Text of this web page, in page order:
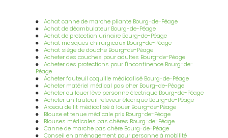
domicile|Sortie d'hospitalisation personnes âgées avec retour à
la maison à Bourg de Péage|Location d'un fauteuil roulant avec
repose jambe à Romans sur Isère avec livraison à domicile
Entreprise professionnelle dans la réparation et l'entretien de
fauteuil roulant électrique changement de pneu à Bourg de
Péage| Incontinence: conseil; échantillons gratuits, vente de
couche adulte, adolescent, enfant livraison à domicile à Bésayes
Incontinence: conseil; échantillons gratuits, vente de couche
adulte, livraison à domicile à Saint Marcel Les Valence|Sortie
d'hospitalisation personnes âgées avec retour à la maison à
Romans sur Isère |Louer ou acheter un lit médicalisé Livraison
le jour même ou le lendemain à Bésayes|Vente et réparation
fauteuil roulant électrique Invacare à Bourg de Péage|
acheter un lit médicalisé Livraison le jour même ou le lendemain
à Bourg de Péage|Incontinence: conseil; échantillons gratuits,
vente de couche adulte, adolescent, enfant livraison à domicile à
Achat canne de marche pliante Bourg-de-Péage
Achat de déambulateur Bourg-de-Péage
Achat de protection urinaire Bourg-de-Péage
Achat masques chirurgicaux Bourg-de-Péage
Achat siège de douche Bourg-de-Péage
Acheter des couches pour adultes Bourg-de-Péage
Acheter des protections pour l'incontinence Bourg-de-
Péage
Acheter fauteuil coquille médicalisé Bourg-de-Péage
Acheter matériel médical pas cher Bourg-de-Péage
Acheter ou louer lève personne électrique Bourg-de-Péage
Acheter un fauteuil releveur élecrique Bourg-de-Péage
Arceau de lit médicalisé à louer Bourg-de-Péage
Blouse et tenue médicale prix Bourg-de-Péage
Blouses médicales pas chères Bourg-de-Péage
Canne de marche pas chère Bourg-de-Péage
Conseil en aménagement pour personne à mobilité